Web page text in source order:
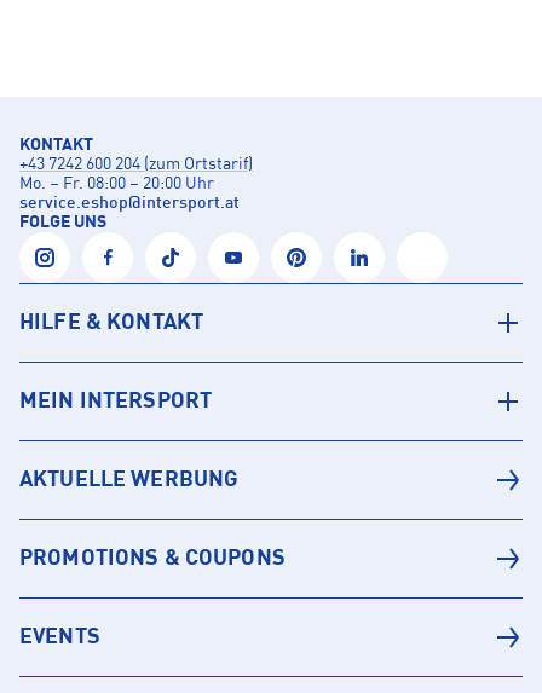
KONTAKT
+43 7242 600 204 (zum Ortstarif)
Mo. – Fr. 08:00 – 20:00 Uhr
service.eshop@intersport.at
FOLGE UNS
HILFE & KONTAKT
MEIN INTERSPORT
AKTUELLE WERBUNG
PROMOTIONS & COUPONS
EVENTS